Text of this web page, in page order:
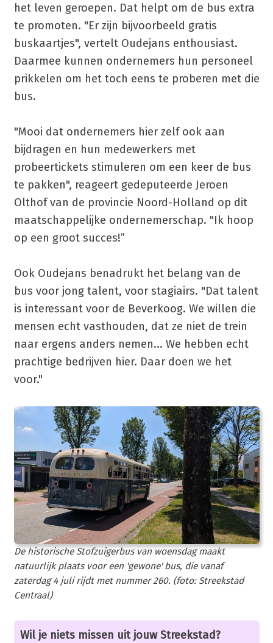
het leven geroepen. Dat helpt om de bus extra
te promoten. "Er zijn bijvoorbeeld gratis
buskaartjes", vertelt Oudejans enthousiast.
Daarmee kunnen ondernemers hun personeel
prikkelen om het toch eens te proberen met die
bus.
"Mooi dat ondernemers hier zelf ook aan
bijdragen en hun medewerkers met
probeertickets stimuleren om een keer de bus
te pakken", reageert gedeputeerde Jeroen
Olthof van de provincie Noord-Holland op dit
maatschappelijke ondernemerschap. "Ik hoop
op een groot succes!”
Ook Oudejans benadrukt het belang van de
bus voor jong talent, voor stagiairs. "Dat talent
is interessant voor de Beverkoog. We willen die
mensen echt vasthouden, dat ze niet de trein
naar ergens anders nemen... We hebben echt
prachtige bedrijven hier. Daar doen we het
voor."
De historische Stofzuigerbus van woensdag maakt
natuurlijk plaats voor een 'gewone' bus, die vanaf
zaterdag 4 juli rijdt met nummer 260. (foto: Streekstad
Centraal)
Wil je niets missen uit jouw Streekstad?